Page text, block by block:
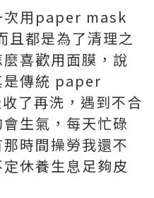
次用paper mask
都是為了清理之
喜歡用面膜，說
是傳統 paper
了再洗，遇到不合
生氣，每天忙碌
時間操勞我還不
休養生息足夠皮